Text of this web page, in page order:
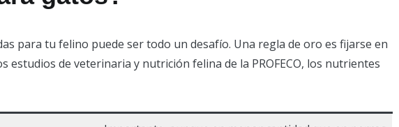
para tu felino puede ser todo un desafío. Una regla de oro es fijarse en
estudios de veterinaria y nutrición felina de la PROFECO, los nutrientes